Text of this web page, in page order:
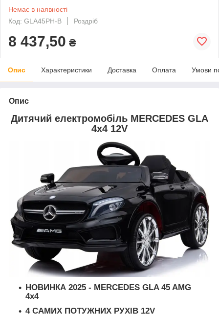
Немає в наявності
Код: GLA45PH-В
Роздріб
8 437,50 ₴
Опис Характеристики Доставка Оплата Умови
Опис
Дитячий електромобіль MERCEDES GLA
4x4 12V
НОВИНКА 2025 - MERCEDES GLA 45 AMG
4x4
4 САМИХ ПОТУЖНИХ РУХІВ 12V